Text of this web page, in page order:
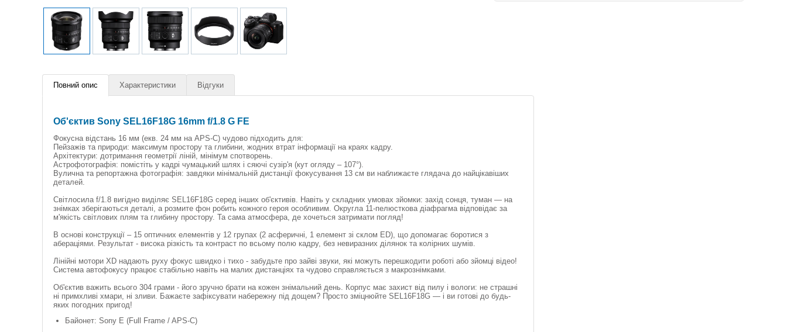
Повний опис Характеристики Відгуки
Об'єктив Sony SEL16F18G 16mm f/1.8 G FE
Фокусна відстань 16 мм (екв. 24 мм на APS-C) чудово підходить для:
Пейзажів та природи: максимум простору та глибини, жодних втрат інформації на краях кадру.
Архітектури: дотримання геометрії ліній, мінімум спотворень.
Астрофотографія: помістіть у кадрі чумацький шлях і сяючі сузір'я (кут огляду – 107°).
Вулична та репортажна фотографія: завдяки мінімальній дистанції фокусування 13 см ви наближаєте глядача до найцікавіших
деталей.
Світлосила f/1.8 вигідно виділяє SEL16F18G серед інших об'єктивів. Навіть у складних умовах зйомки: захід сонця, туман — на
знімках зберігаються деталі, а розмите фон робить кожного героя особливим. Округла 11-пелюсткова діафрагма відповідає за
м'якість світлових плям та глибину простору. Та сама атмосфера, де хочеться затримати погляд!
В основі конструкції – 15 оптичних елементів у 12 групах (2 асферичні, 1 елемент зі склом ED), що допомагає боротися з
абераціями. Результат - висока різкість та контраст по всьому полю кадру, без невиразних ділянок та колірних шумів.
Лінійні мотори XD надають руху фокус швидко і тихо - забудьте про зайві звуки, які можуть перешкодити роботі або зйомці відео!
Система автофокусу працює стабільно навіть на малих дистанціях та чудово справляється з макрознімками.
Об'єктив важить всього 304 грами - його зручно брати на кожен знімальний день. Корпус має захист від пилу і вологи: не страшні
ні примхливі хмари, ні зливи. Бажаєте зафіксувати набережну під дощем? Просто зміцнюйте SEL16F18G — і ви готові до будь-
яких погодних пригод!
Байонет: Sony E (Full Frame / APS-C)